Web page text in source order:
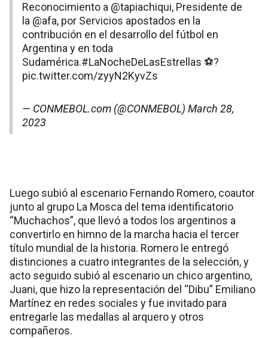
Reconocimiento a @tapiachiqui, Presidente de
la @afa, por Servicios apostados en la
contribución en el desarrollo del fútbol en
Argentina y en toda
Sudamérica.#LaNocheDeLasEstrellas ⚽?
pic.twitter.com/zyyN2KyvZs
— CONMEBOL.com (@CONMEBOL) March 28,
2023
Luego subió al escenario Fernando Romero, coautor
junto al grupo La Mosca del tema identificatorio
“Muchachos”, que llevó a todos los argentinos a
convertirlo en himno de la marcha hacia el tercer
título mundial de la historia. Romero le entregó
distinciones a cuatro integrantes de la selección, y
acto seguido subió al escenario un chico argentino,
Juani, que hizo la representación del “Dibu” Emiliano
Martínez en redes sociales y fue invitado para
entregarle las medallas al arquero y otros
compañeros.